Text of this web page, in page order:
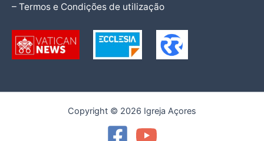
– Termos e Condições de utilização
Copyright © 2026 Igreja Açores